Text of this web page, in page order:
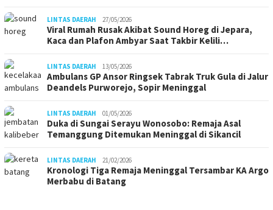
LINTAS DAERAH 27/05/2026
Viral Rumah Rusak Akibat Sound Horeg di Jepara,
Kaca dan Plafon Ambyar Saat Takbir Kelili…
LINTAS DAERAH 13/05/2026
Ambulans GP Ansor Ringsek Tabrak Truk Gula di Jalur
Deandels Purworejo, Sopir Meninggal
LINTAS DAERAH 01/05/2026
Duka di Sungai Serayu Wonosobo: Remaja Asal
Temanggung Ditemukan Meninggal di Sikancil
LINTAS DAERAH 21/02/2026
Kronologi Tiga Remaja Meninggal Tersambar KA Argo
Merbabu di Batang